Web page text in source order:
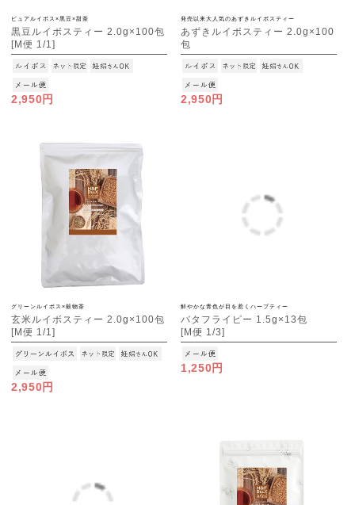
ピュアルイボス×黒豆×甜茶
黒豆ルイボスティー 2.0g×100包
[M便 1/1]
2,950円
発売以来大人気のあずきルイボスティー
あずきルイボスティー 2.0g×100
包
[M便 1/1]
2,950円
グリーンルイボス×穀物茶
玄米ルイボスティー 2.0g×100包
[M便 1/1]
2,950円
鮮やかな青色が目を惹くハーブティー
バタフライピー 1.5g×13包
[M便 1/3]
1,250円